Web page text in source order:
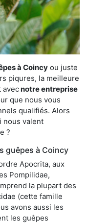
à Coincy ou juste
piqures, la meilleure
avecnotre entreprise
que nous vous
qualifiés. Alors
nous valent
?
guêpes à Coincy
Apocrita, aux
Pompilidae,
la plupart des
(cette famille
avons aussi les
les guêpes